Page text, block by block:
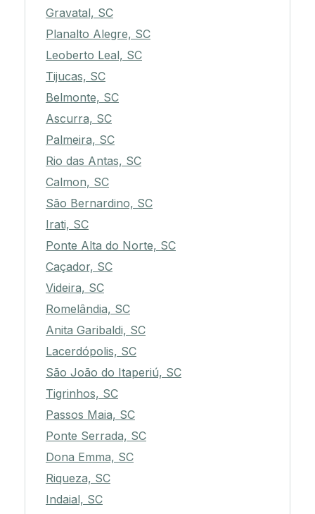
Gravatal, SC
Planalto Alegre, SC
Leoberto Leal, SC
Tijucas, SC
Belmonte, SC
Ascurra, SC
Palmeira, SC
Rio das Antas, SC
Calmon, SC
São Bernardino, SC
Irati, SC
Ponte Alta do Norte, SC
Caçador, SC
Videira, SC
Romelândia, SC
Anita Garibaldi, SC
Lacerdópolis, SC
São João do Itaperiú, SC
Tigrinhos, SC
Passos Maia, SC
Ponte Serrada, SC
Dona Emma, SC
Riqueza, SC
Indaial, SC